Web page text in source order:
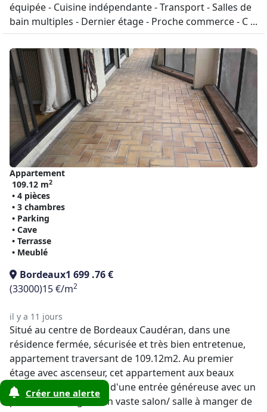
équipée - Cuisine indépendante - Transport - Salles de
bain multiples - Dernier étage - Proche commerce - C ...
Appartement
109.12 m2
• 4 pièces
• 3 chambres
• Parking
• Cave
• Terrasse
• Meublé
Bordeaux1 699 .76 €
(33000)15 €/m2
il y a 11 jours
Situé au centre de Bordeaux Caudéran, dans une
résidence fermée, sécurisée et très bien entretenue,
appartement traversant de 109.12m2. Au premier
étage avec ascenseur, cet appartement aux beaux
volumes est composé d'une entrée généreuse avec un
placard aménagé, d'un vaste salon/ salle à manger de
Créer une alerte